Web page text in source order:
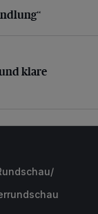
klare Ansage
klare